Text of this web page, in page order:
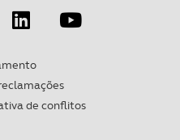
de conflitos